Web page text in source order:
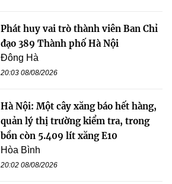
Phát huy vai trò thành viên Ban Chỉ
đạo 389 Thành phố Hà Nội
Đông Hà
20:03 08/08/2026
Hà Nội: Một cây xăng báo hết hàng,
quản lý thị trường kiểm tra, trong
bồn còn 5.409 lít xăng E10
Hòa Bình
20:02 08/08/2026